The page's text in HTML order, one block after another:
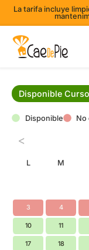
La tarifa incluye
Disponible
Disponible No
<
L M
3 4
10 11
17 18